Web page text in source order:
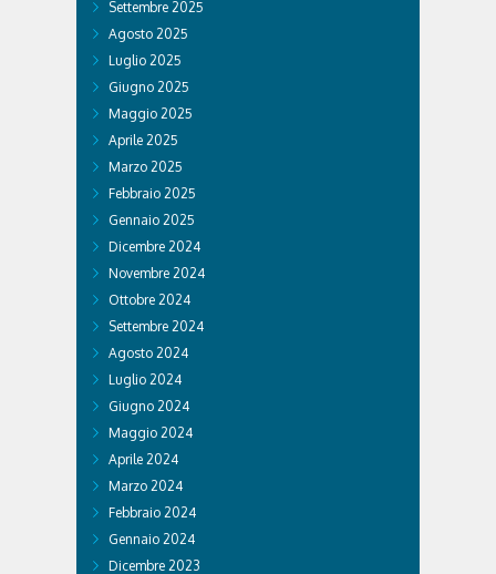
Settembre 2025
Agosto 2025
Luglio 2025
Giugno 2025
Maggio 2025
Aprile 2025
Marzo 2025
Febbraio 2025
Gennaio 2025
Dicembre 2024
Novembre 2024
Ottobre 2024
Settembre 2024
Agosto 2024
Luglio 2024
Giugno 2024
Maggio 2024
Aprile 2024
Marzo 2024
Febbraio 2024
Gennaio 2024
Dicembre 2023